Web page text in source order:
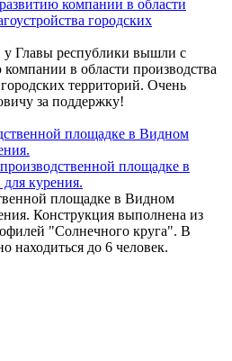
компании в области
городских
у Главы республики вышли с
в области производства
территорий. Очень
за поддержку!
площадке в
курения.
площадке в Видном
Конструкция выполнена из
"Солнечного круга". В
находиться до 6 человек.